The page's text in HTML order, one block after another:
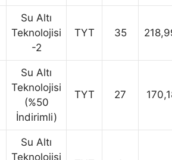
Su Altı
Teknolojisi
-2
TYT 35
Su Altı
Teknolojisi
(%50
İndirimli)
TYT 27
Su Altı
Teknolojisi